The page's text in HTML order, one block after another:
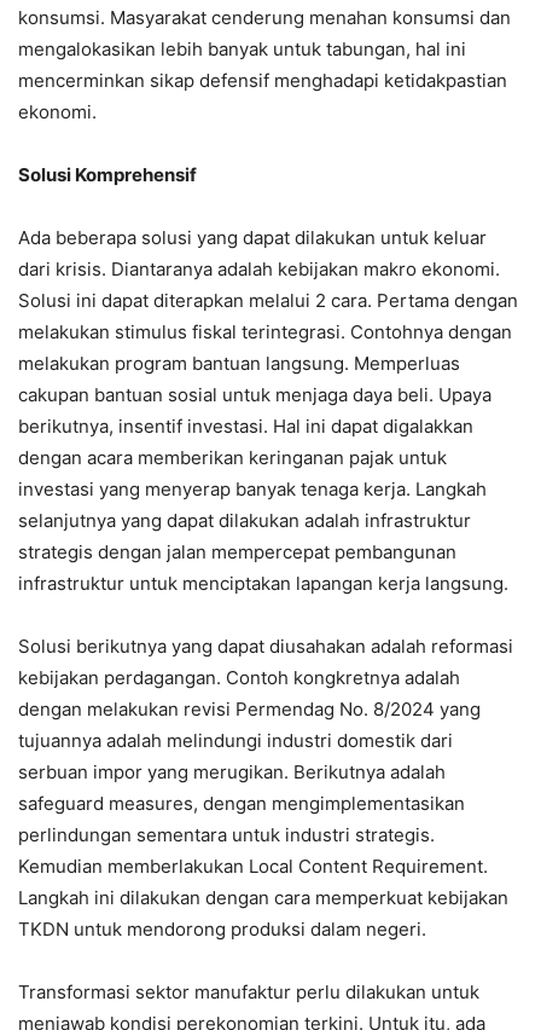
konsumsi. Masyarakat cenderung menahan konsumsi dan
mengalokasikan lebih banyak untuk tabungan, hal ini
mencerminkan sikap defensif menghadapi ketidakpastian
ekonomi.
Solusi Komprehensif
Ada beberapa solusi yang dapat dilakukan untuk keluar
dari krisis. Diantaranya adalah kebijakan makro ekonomi.
Solusi ini dapat diterapkan melalui 2 cara. Pertama dengan
melakukan stimulus fiskal terintegrasi. Contohnya dengan
melakukan program bantuan langsung. Memperluas
cakupan bantuan sosial untuk menjaga daya beli. Upaya
berikutnya, insentif investasi. Hal ini dapat digalakkan
dengan acara memberikan keringanan pajak untuk
investasi yang menyerap banyak tenaga kerja. Langkah
selanjutnya yang dapat dilakukan adalah infrastruktur
strategis dengan jalan mempercepat pembangunan
infrastruktur untuk menciptakan lapangan kerja langsung.
Solusi berikutnya yang dapat diusahakan adalah reformasi
kebijakan perdagangan. Contoh kongkretnya adalah
dengan melakukan revisi Permendag No. 8/2024 yang
tujuannya adalah melindungi industri domestik dari
serbuan impor yang merugikan. Berikutnya adalah
safeguard measures, dengan mengimplementasikan
perlindungan sementara untuk industri strategis.
Kemudian memberlakukan Local Content Requirement.
Langkah ini dilakukan dengan cara memperkuat kebijakan
TKDN untuk mendorong produksi dalam negeri.
Transformasi sektor manufaktur perlu dilakukan untuk
menjawab kondisi perekonomian terkini. Untuk itu, ada